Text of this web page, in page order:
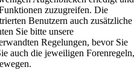
zuzugreifen. Die
Benutzern auch zusätzliche
Sie bitte unsere
Regelungen, bevor Sie
auch die jeweiligen Forenregeln,